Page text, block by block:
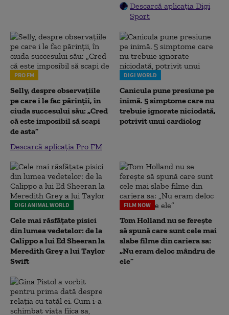
Descarcă aplicația Digi
Sport
PRO FM
Selly, despre observațiile
pe care i le fac părinții, în
ciuda succesului său: „Cred
că este imposibil să scapi
de asta”
Descarcă aplicația Pro FM
DIGI WORLD
Canicula pune presiune pe
inimă. 5 simptome care nu
trebuie ignorate niciodată,
potrivit unui cardiolog
DIGI ANIMAL WORLD
Cele mai răsfățate pisici
din lumea vedetelor: de la
Calippo a lui Ed Sheeran la
Meredith Grey a lui Taylor
Swift
FILM NOW
Tom Holland nu se ferește
să spună care sunt cele mai
slabe filme din cariera sa:
„Nu eram deloc mândru de
ele”